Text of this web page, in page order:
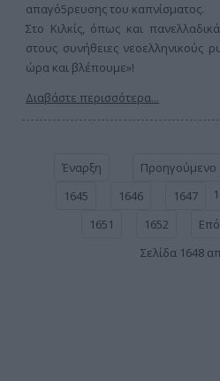
απαγό5ρευσης του καπνίσματος.
Στο Κιλκίς, όπως και
στους συνήθειες νεοελληνικούς
ώρα και βλέπουμε»!
Διαβάστε περισσότερα...
Έναρξη Προηγούμενο
1645
1646 1647
1651
1652
Σελίδα 1648